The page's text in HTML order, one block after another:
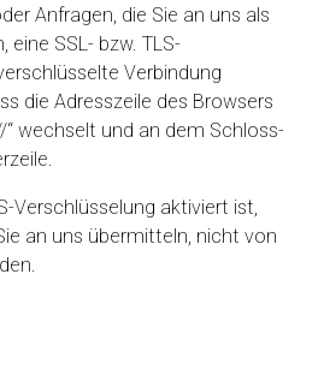
Anfragen, die Sie an uns als
eine SSL- bzw. TLS-
Verbindung
die Adresszeile des Browsers
“ wechselt und an dem Schloss-
Verschlüsselung aktiviert ist,
an uns übermitteln, nicht von